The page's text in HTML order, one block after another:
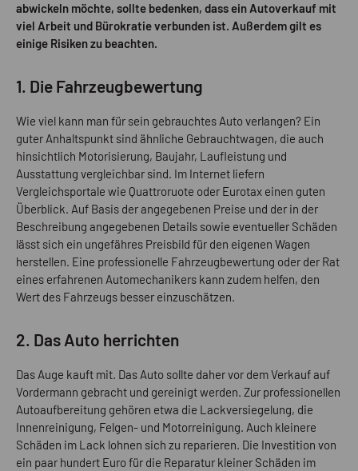
abwickeln möchte, sollte bedenken, dass ein Autoverkauf mit
viel Arbeit und Bürokratie verbunden ist. Außerdem gilt es
einige Risiken zu beachten.
1. Die Fahrzeugbewertung
Wie viel kann man für sein gebrauchtes Auto verlangen? Ein
guter Anhaltspunkt sind ähnliche Gebrauchtwagen, die auch
hinsichtlich Motorisierung, Baujahr, Laufleistung und
Ausstattung vergleichbar sind. Im Internet liefern
Vergleichsportale wie Quattroruote oder Eurotax einen guten
Überblick. Auf Basis der angegebenen Preise und der in der
Beschreibung angegebenen Details sowie eventueller Schäden
lässt sich ein ungefähres Preisbild für den eigenen Wagen
herstellen. Eine professionelle Fahrzeugbewertung oder der Rat
eines erfahrenen Automechanikers kann zudem helfen, den
Wert des Fahrzeugs besser einzuschätzen.
2. Das Auto herrichten
Das Auge kauft mit. Das Auto sollte daher vor dem Verkauf auf
Vordermann gebracht und gereinigt werden. Zur professionellen
Autoaufbereitung gehören etwa die Lackversiegelung, die
Innenreinigung, Felgen- und Motorreinigung. Auch kleinere
Schäden im Lack lohnen sich zu reparieren. Die Investition von
ein paar hundert Euro für die Reparatur kleiner Schäden im